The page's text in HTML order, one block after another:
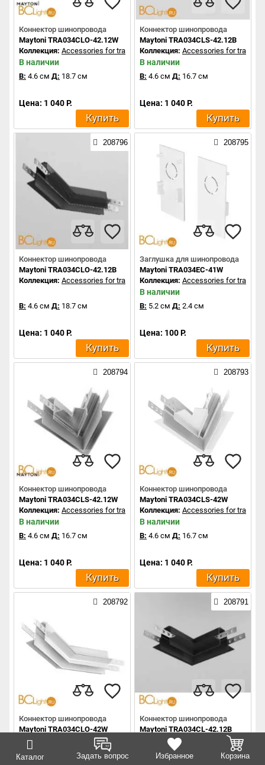
Каталог Задать вопрос Избранное Корзина
Коннектор шинопровода
Maytoni TRA034CLO-42.12W
Коллекция: Accessories for tracks Exility
В наличии
В: 4.6 см Д: 18.7 см
Цена: 1 040 Р.
Купить
Коннектор шинопровода
Maytoni TRA034CLS-42.12B
Коллекция: Accessories for tracks
В наличии
В: 4.6 см Д: 16.7 см
Цена: 1 040 Р.
Купить
208796
Коннектор шинопровода
Maytoni TRA034CLO-42.12B
Коллекция: Accessories for tracks Exility
В: 4.6 см Д: 18.7 см
Цена: 1 040 Р.
Купить
208795
Заглушка для шинопровода
Maytoni TRA034EC-41W
Коллекция: Accessories for tracks
В наличии
В: 5.2 см Д: 2.4 см
Цена: 100 Р.
Купить
208794
Коннектор шинопровода
Maytoni TRA034CLS-42.12W
Коллекция: Accessories for tracks Exility
В наличии
В: 4.6 см Д: 16.7 см
Цена: 1 040 Р.
Купить
208793
Коннектор шинопровода
Maytoni TRA034CLS-42W
Коллекция: Accessories for tracks
В наличии
В: 4.6 см Д: 16.7 см
Цена: 1 040 Р.
Купить
208792
Коннектор шинопровода
Maytoni TRA034CLO-42W
Коллекция:
Accessories for tracks Exility
В наличии
208791
Коннектор шинопровода
Maytoni TRA034CL-42.12B
Коллекция: Accessories for tracks
В наличии